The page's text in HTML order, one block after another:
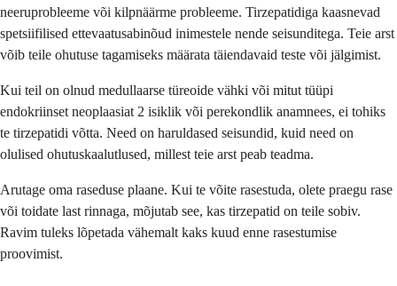
neeruprobleeme või kilpnäärme probleeme. Tirzepatidiga kaasnevad
spetsiifilised ettevaatusabinõud inimestele nende seisunditega. Teie arst
võib teile ohutuse tagamiseks määrata täiendavaid teste või jälgimist.
Kui teil on olnud medullaarse türeoide vähki või mitut tüüpi
endokriinset neoplaasiat 2 isiklik või perekondlik anamnees, ei tohiks
te tirzepatidi võtta. Need on haruldased seisundid, kuid need on
olulised ohutuskaalutlused, millest teie arst peab teadma.
Arutage oma raseduse plaane. Kui te võite rasestuda, olete praegu rase
või toidate last rinnaga, mõjutab see, kas tirzepatid on teile sobiv.
Ravim tuleks lõpetada vähemalt kaks kuud enne rasestumise
proovimist.